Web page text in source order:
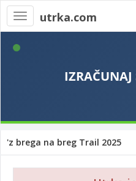
Toggle
navigation
utrka.com
'z brega na breg Trail 2025